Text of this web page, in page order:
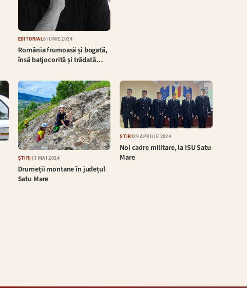
EDITORIAL6 IUNIE 2024
România frumoasă și bogată,
însă batjocorită și trădată…
ȘTIRI 13 MAI 2024
Drumeții montane în județul
Satu Mare
ȘTIRI29 APRILIE 2024
Noi cadre militare, la ISU Satu
Mare